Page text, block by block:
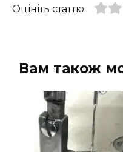
Оцініть статтю
Вам також